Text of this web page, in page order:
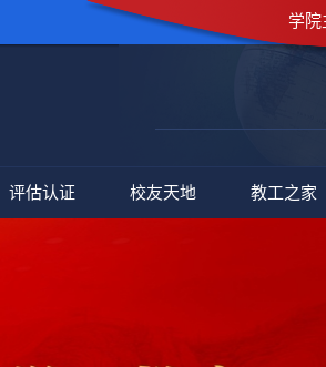
学院
评估认证 校友天地 教工之家